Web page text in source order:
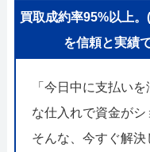
買取成約率95%以上
を信頼と実績
「今日中に支払い
な仕入れで資金が
そんな、今すぐ解